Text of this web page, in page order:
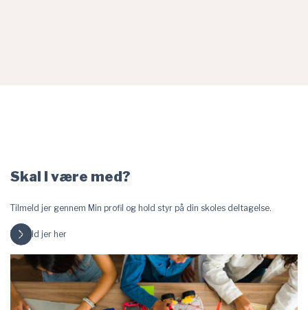
Skal I være med?
Tilmeld jer gennem Min profil og hold styr på din skoles deltagelse.
Tilmeld jer her